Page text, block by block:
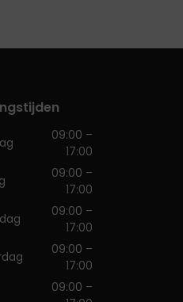
09:00 –
17:00
09:00 –
17:00
09:00 –
17:00
09:00 –
17:00
09:00 –